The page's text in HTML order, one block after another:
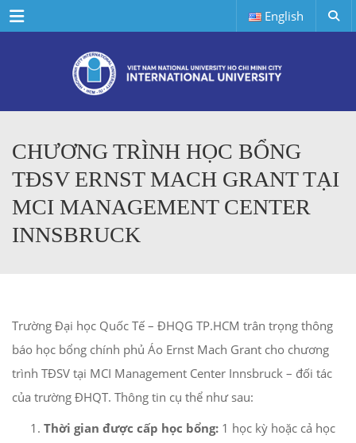
Menu English
CHƯƠNG TRÌNH HỌC BỔNG
TĐSV ERNST MACH GRANT TẠI
MCI MANAGEMENT CENTER
INNSBRUCK
Trường Đại học Quốc Tế – ĐHQG TP.HCM trân trọng thông
báo học bổng chính phủ Áo Ernst Mach Grant cho chương
trình TĐSV tại MCI Management Center Innsbruck – đối tác
của trường ĐHQT. Thông tin cụ thể như sau:
Thời gian được cấp học bổng: 1 học kỳ hoặc cả học